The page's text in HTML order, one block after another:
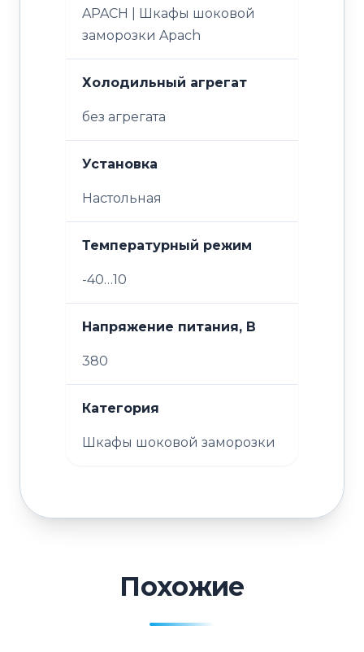
APACH | Шкафы шоковой
заморозки Apach
Холодильный агрегат
без агрегата
Установка
Настольная
Температурный режим
-40…10
Напряжение питания, В
380
Категория
Шкафы шоковой заморозки
Похожие